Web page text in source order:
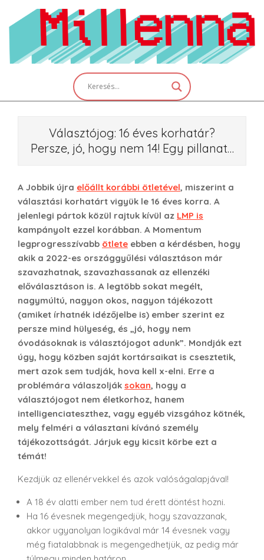
content
Választójog: 16 éves korhatár?
Persze, jó, hogy nem 14! Egy pillanat…
A Jobbik újra előállt korábbi ötletével, miszerint a
választási korhatárt vigyük le 16 éves korra. A
jelenlegi pártok közül rajtuk kívül az LMP is
kampányolt ezzel korábban. A Momentum
legprogresszívabb ötlete ebben a kérdésben, hogy
akik a 2022-es országgyűlési választáson már
szavazhatnak, szavazhassanak az ellenzéki
előválasztáson is. A legtöbb sokat megélt,
nagymúltú, nagyon okos, nagyon tájékozott
(amiket írhatnék idézőjelbe is) ember szerint ez
persze mind hülyeség, és „jó, hogy nem
óvodásoknak is választójogot adunk”. Mondják ezt
úgy, hogy közben saját kortársaikat is csesztetik,
mert azok sem tudják, hova kell x-elni. Erre a
problémára válaszolják sokan, hogy a
választójogot nem életkorhoz, hanem
intelligenciateszthez, vagy egyéb vizsgához kötnék,
mely felméri a választani kívánó személy
tájékozottságát. Járjuk egy kicsit körbe ezt a
témát!
Kezdjük az ellenérvekkel és azok valóságalapjával!
A 18 év alatti ember nem tud érett döntést hozni.
Ha 16 évesnek megengedjük, hogy szavazzanak,
akkor ugyanolyan logikával már 14 évesnek vagy
még fiatalabbnak is megengedhetjük, az pedig már